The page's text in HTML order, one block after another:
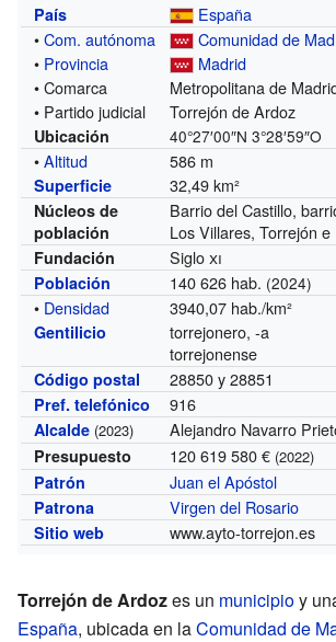
País
España
•Com. autónoma
Comunidad de
• Provincia
Madrid
• Comarca
Metropolitana de
• Partido judicial
Torrejón de Ardoz
Ubicación 40°27′00″N 3°28′59″O
•Altitud 586 m
Superficie 32,49 km²
Núcleos de
población
Barrio del Castillo,
Los Villares, Torrejón e
Fundación Sigloxi
Población 140 626 hab. (2024)
• Densidad 3940,07 hab./km²
Gentilicio
torrejonero, -a
torrejonense
Código postal 28850 y 28851
Pref. telefónico 916
Alcalde (2023) Alejandro Navarro
Presupuesto 120 619 580 € (2022)
Patrón Juan el Apóstol
Patrona Virgen del Rosario
Sitio web www.ayto-torrejon.es
Torrejón de Ardozes un municipioy
España, ubicada en laComunidad de